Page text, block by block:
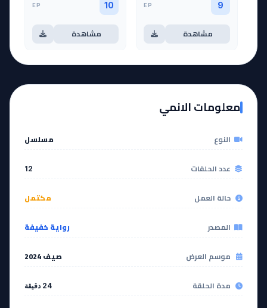
9
EP
مشاهدة
10
EP
مشاهدة
مشاهدة
آخر حلقة 🔥
12
EP
معلومات الانمي
النوع مسلسل
عدد الحلقات 12
حالة العمل مكتمل
المصدر رواية خفيفة
موسم العرض صيف 2024
مدة الحلقة 24 دقيقة